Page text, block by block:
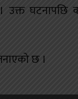
उक्त
छ ।